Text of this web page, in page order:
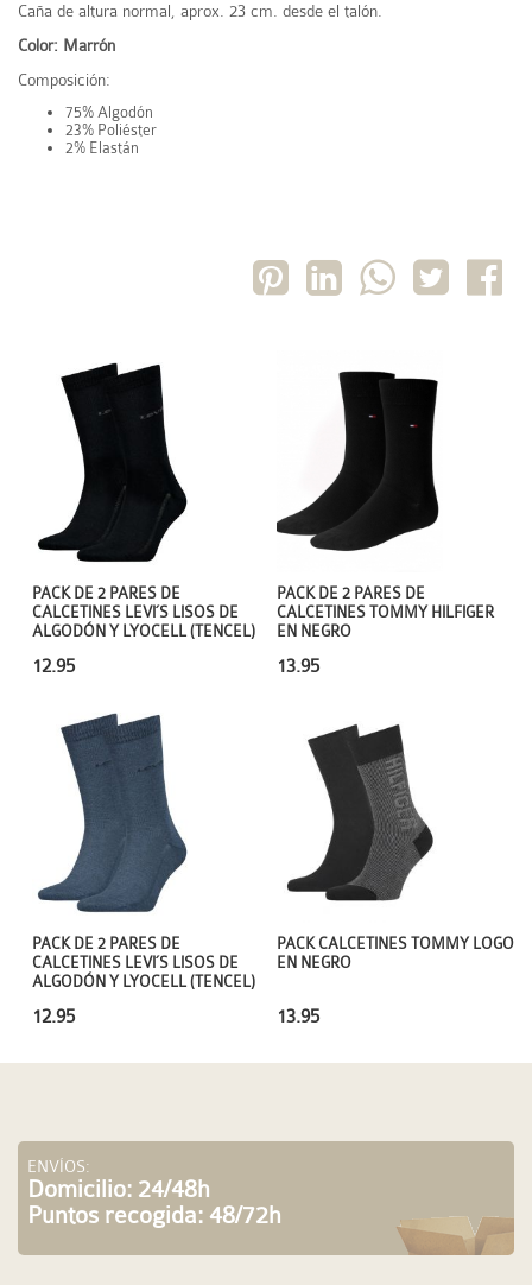
Caña de altura normal, aprox. 23 cm. desde el talón.
Color: Marrón
Composición:
75% Algodón
23% Poliéster
2% Elastán
PACK DE 2 PARES DE
CALCETINES TOMMY HILFIGER
EN NEGRO
13.95
PACK DE 2 PARES DE
CALCETINES LEVI´S LISOS DE
ALGODÓN Y LYOCELL (TENCEL)
12.95
PACK CALCETINES TOMMY LOGO
EN NEGRO
13.95
PACK DE 2 PARES DE
CALCETINES LEVI´S LISOS DE
ALGODÓN Y LYOCELL (TENCEL)
12.95
ENVÍOS:
Domicilio: 24/48h
Puntos recogida: 48/72h